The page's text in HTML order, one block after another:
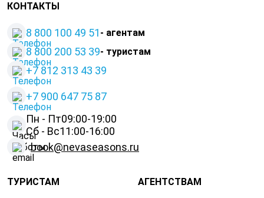
КОНТАКТЫ
8 800 100 49 51 - агентам
8 800 200 53 39- туристам
+7 812 313 43 39
+7 900 647 75 87
Пн - Пт09:00-19:00
Сб - Вс11:00-16:00
book@nevaseasons.ru
ТУРИСТАМ
АГЕНТСТВАМ